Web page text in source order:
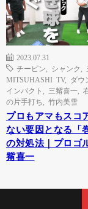
2023.07.31
チーピン
シャンク
MITSUHASHI TV, ダウ
インパクト
三觜喜一
の片手打ち
竹内美雪
プロもアマもスコ
ない要因となる「
の対処法｜プロゴ
觜喜一